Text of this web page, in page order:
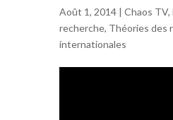
Août 1, 2014 | Chaos TV,
recherche, Théories des
internationales